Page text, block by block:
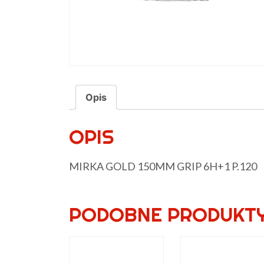
Opis
OPIS
MIRKA GOLD 150MM GRIP 6H+1 P.120
PODOBNE